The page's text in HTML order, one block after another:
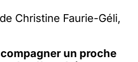
Christine Faurie-Géli,
un proche